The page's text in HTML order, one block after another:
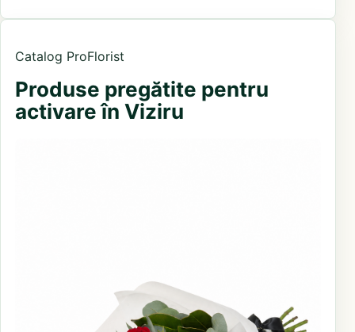
Catalog ProFlorist
Produse pregătite pentru
activare în Viziru